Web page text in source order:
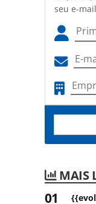
seu e-mail
MAIS